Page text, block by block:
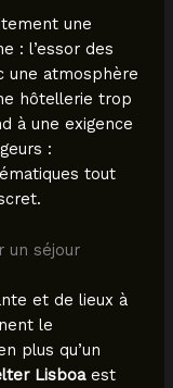
une
: l’essor des
une atmosphère
hôtellerie trop
à une exigence
:
tout
un séjour
et de lieux à
le
plus qu’un
Lisboaest